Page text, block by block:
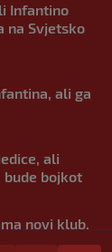
Infantino
na Svjetsko
ali ga
ali
bude bojkot
novi klub,